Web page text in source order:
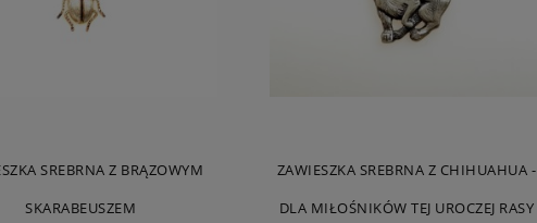
SREBRNA Z BRĄZOWYM
SKARABEUSZEM
ZAWIESZKA SREBRNA Z CHIHUAHUA -
DLA MIŁOŚNIKÓW TEJ UROCZEJ RASY